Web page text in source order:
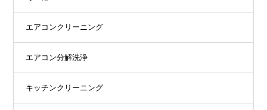
エアコンクリーニング
エアコン分解洗浄
キッチンクリーニング